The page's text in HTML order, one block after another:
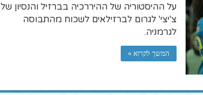
על ההיסטוריה של ההיררכיה בברזיל והנסיון של
צ'יצי' לגרום לברזילאים לשכוח מהתבוסה
לגרמניה.
המשך לקרוא »